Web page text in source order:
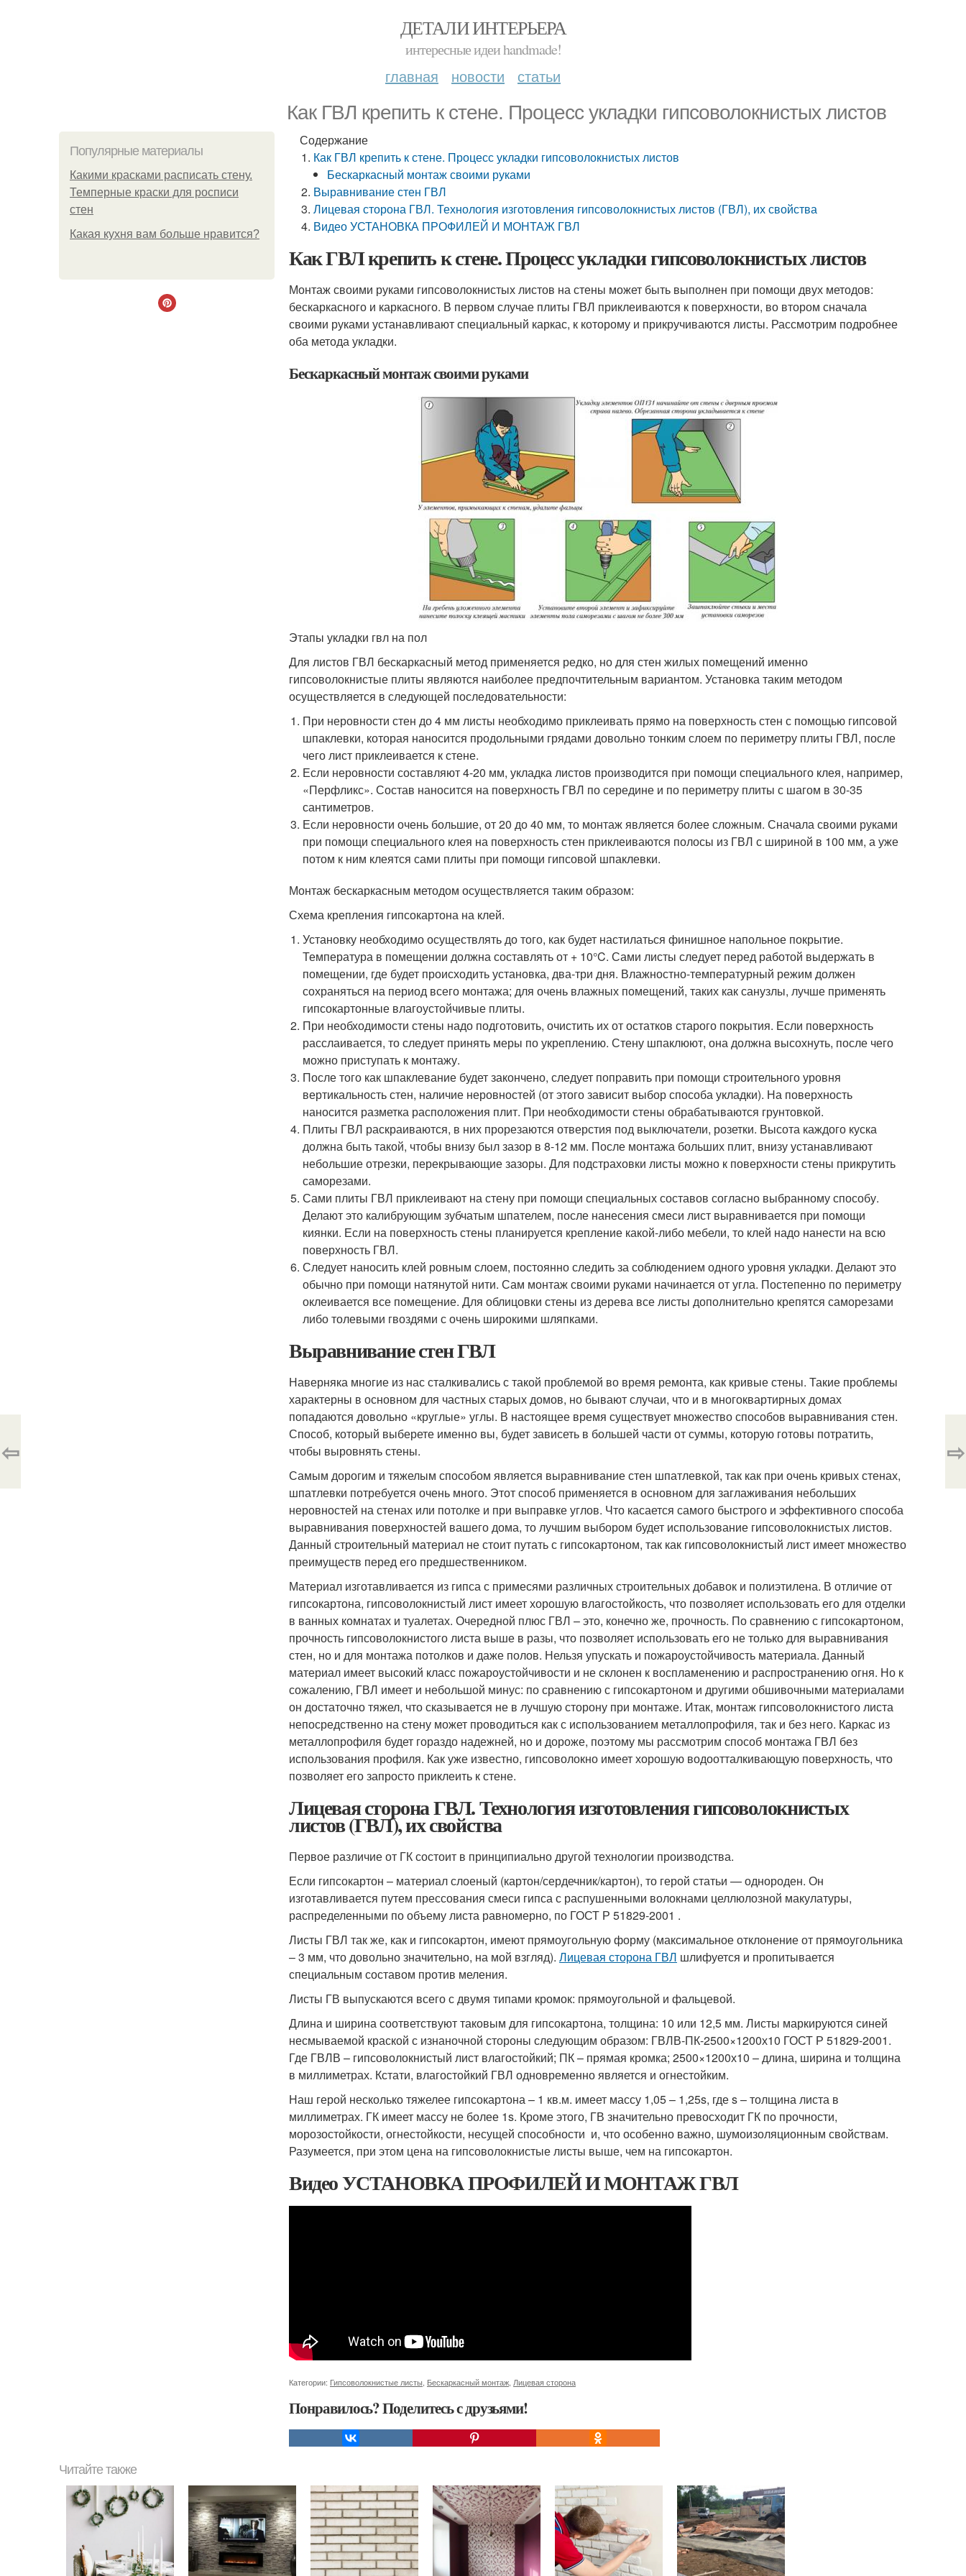
ДЕТАЛИ ИНТЕРЬЕРА
интересные идеи handmade!
главная новости статьи
Как ГВЛ крепить к стене. Процесс укладки гипсоволокнистых листов
Популярные материалы
Какими красками расписать стену.
Темперные краски для росписи
стен
Какая кухня вам больше нравится?
Содержание
Как ГВЛ крепить к стене. Процесс укладки гипсоволокнистых листов
Бескаркасный монтаж своими руками
Выравнивание стен ГВЛ
Лицевая сторона ГВЛ. Технология изготовления гипсоволокнистых листов (ГВЛ), их свойства
Видео УСТАНОВКА ПРОФИЛЕЙ И МОНТАЖ ГВЛ
Как ГВЛ крепить к стене. Процесс укладки гипсоволокнистых листов
Монтаж своими руками гипсоволокнистых листов на стены может быть выполнен при помощи двух методов:
бескаркасного и каркасного. В первом случае плиты ГВЛ приклеиваются к поверхности, во втором сначала
своими руками устанавливают специальный каркас, к которому и прикручиваются листы. Рассмотрим подробнее
оба метода укладки.
Бескаркасный монтаж своими руками
Этапы укладки гвл на пол
Для листов ГВЛ бескаркасный метод применяется редко, но для стен жилых помещений именно
гипсоволокнистые плиты являются наиболее предпочтительным вариантом. Установка таким методом
осуществляется в следующей последовательности:
При неровности стен до 4 мм листы необходимо приклеивать прямо на поверхность стен с помощью гипсовой
шпаклевки, которая наносится продольными грядами довольно тонким слоем по периметру плиты ГВЛ, после
чего лист приклеивается к стене.
Если неровности составляют 4-20 мм, укладка листов производится при помощи специального клея, например,
«Перфликс». Состав наносится на поверхность ГВЛ по середине и по периметру плиты с шагом в 30-35
сантиметров.
Если неровности очень большие, от 20 до 40 мм, то монтаж является более сложным. Сначала своими руками
при помощи специального клея на поверхность стен приклеиваются полосы из ГВЛ с шириной в 100 мм, а уже
потом к ним клеятся сами плиты при помощи гипсовой шпаклевки.
Монтаж бескаркасным методом осуществляется таким образом:
Схема крепления гипсокартона на клей.
Установку необходимо осуществлять до того, как будет настилаться финишное напольное покрытие.
Температура в помещении должна составлять от + 10°C. Сами листы следует перед работой выдержать в
помещении, где будет происходить установка, два-три дня. Влажностно-температурный режим должен
сохраняться на период всего монтажа; для очень влажных помещений, таких как санузлы, лучше применять
гипсокартонные влагоустойчивые плиты.
При необходимости стены надо подготовить, очистить их от остатков старого покрытия. Если поверхность
расслаивается, то следует принять меры по укреплению. Стену шпаклюют, она должна высохнуть, после чего
можно приступать к монтажу.
После того как шпаклевание будет закончено, следует поправить при помощи строительного уровня
вертикальность стен, наличие неровностей (от этого зависит выбор способа укладки). На поверхность
наносится разметка расположения плит. При необходимости стены обрабатываются грунтовкой.
Плиты ГВЛ раскраиваются, в них прорезаются отверстия под выключатели, розетки. Высота каждого куска
должна быть такой, чтобы внизу был зазор в 8-12 мм. После монтажа больших плит, внизу устанавливают
небольшие отрезки, перекрывающие зазоры. Для подстраховки листы можно к поверхности стены прикрутить
саморезами.
Сами плиты ГВЛ приклеивают на стену при помощи специальных составов согласно выбранному способу.
Делают это калибрующим зубчатым шпателем, после нанесения смеси лист выравнивается при помощи
киянки. Если на поверхность стены планируется крепление какой-либо мебели, то клей надо нанести на всю
поверхность ГВЛ.
Следует наносить клей ровным слоем, постоянно следить за соблюдением одного уровня укладки. Делают это
обычно при помощи натянутой нити. Сам монтаж своими руками начинается от угла. Постепенно по периметру
оклеивается все помещение. Для облицовки стены из дерева все листы дополнительно крепятся саморезами
либо толевыми гвоздями с очень широкими шляпками.
Выравнивание стен ГВЛ
Наверняка многие из нас сталкивались с такой проблемой во время ремонта, как кривые стены. Такие проблемы
характерны в основном для частных старых домов, но бывают случаи, что и в многоквартирных домах
попадаются довольно «круглые» углы. В настоящее время существует множество способов выравнивания стен.
Способ, который выберете именно вы, будет зависеть в большей части от суммы, которую готовы потратить,
чтобы выровнять стены.
Самым дорогим и тяжелым способом является выравнивание стен шпатлевкой, так как при очень кривых стенах,
шпатлевки потребуется очень много. Этот способ применяется в основном для заглаживания небольших
неровностей на стенах или потолке и при выправке углов. Что касается самого быстрого и эффективного способа
выравнивания поверхностей вашего дома, то лучшим выбором будет использование гипсоволокнистых листов.
Данный строительный материал не стоит путать с гипсокартоном, так как гипсоволокнистый лист имеет множество
преимуществ перед его предшественником.
Материал изготавливается из гипса с примесями различных строительных добавок и полиэтилена. В отличие от
гипсокартона, гипсоволокнистый лист имеет хорошую влагостойкость, что позволяет использовать его для отделки
в ванных комнатах и туалетах. Очередной плюс ГВЛ – это, конечно же, прочность. По сравнению с гипсокартоном,
прочность гипсоволокнистого листа выше в разы, что позволяет использовать его не только для выравнивания
стен, но и для монтажа потолков и даже полов. Нельзя упускать и пожароустойчивость материала. Данный
материал имеет высокий класс пожароустойчивости и не склонен к воспламенению и распространению огня. Но к
сожалению, ГВЛ имеет и небольшой минус: по сравнению с гипсокартоном и другими обшивочными материалами
он достаточно тяжел, что сказывается не в лучшую сторону при монтаже. Итак, монтаж гипсоволокнистого листа
непосредственно на стену может проводиться как с использованием металлопрофиля, так и без него. Каркас из
металлопрофиля будет гораздо надежней, но и дороже, поэтому мы рассмотрим способ монтажа ГВЛ без
использования профиля. Как уже известно, гипсоволокно имеет хорошую водоотталкивающую поверхность, что
позволяет его запросто приклеить к стене.
Лицевая сторона ГВЛ. Технология изготовления гипсоволокнистых
листов (ГВЛ), их свойства
Первое различие от ГК состоит в принципиально другой технологии производства.
Если гипсокартон – материал слоеный (картон/сердечник/картон), то герой статьи — однороден. Он
изготавливается путем прессования смеси гипса с распушенными волокнами целлюлозной макулатуры,
распределенными по объему листа равномерно, по ГОСТ Р 51829-2001 .
Листы ГВЛ так же, как и гипсокартон, имеют прямоугольную форму (максимальное отклонение от прямоугольника
– 3 мм, что довольно значительно, на мой взгляд). Лицевая сторона ГВЛ шлифуется и пропитывается
специальным составом против меления.
Листы ГВ выпускаются всего с двумя типами кромок: прямоугольной и фальцевой.
Длина и ширина соответствуют таковым для гипсокартона, толщина: 10 или 12,5 мм. Листы маркируются синей
несмываемой краской с изнаночной стороны следующим образом: ГВЛВ-ПК-2500×1200х10 ГОСТ Р 51829-2001.
Где ГВЛВ – гипсоволокнистый лист влагостойкий; ПК – прямая кромка; 2500×1200х10 – длина, ширина и толщина
в миллиметрах. Кстати, влагостойкий ГВЛ одновременно является и огнестойким.
Наш герой несколько тяжелее гипсокартона – 1 кв.м. имеет массу 1,05 – 1,25s, где s – толщина листа в
миллиметрах. ГК имеет массу не более 1s. Кроме этого, ГВ значительно превосходит ГК по прочности,
морозостойкости, огнестойкости, несущей способности и, что особенно важно, шумоизоляционным свойствам.
Разумеется, при этом цена на гипсоволокнистые листы выше, чем на гипсокартон.
Видео УСТАНОВКА ПРОФИЛЕЙ И МОНТАЖ ГВЛ
Категории: Гипсоволокнистые листы Бескаркасный монтаж Лицевая сторона
Понравилось? Поделитесь с друзьями!
⇦ ⇨
Читайте также